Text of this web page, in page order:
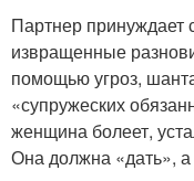
Партнер принуждает
извращенные
помощью угроз,
«супружеских
женщина болеет,
Она должна «дать»,